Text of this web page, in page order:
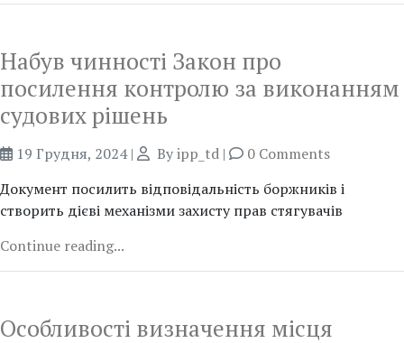
Набув чинності Закон про
посилення контролю за виконанням
судових рішень
19 Грудня, 2024| Byipp_td |
0 Comments
Документ посилить відповідальність боржників і
створить дієві механізми захисту прав стягувачів
Continue reading...
Особливості визначення місця